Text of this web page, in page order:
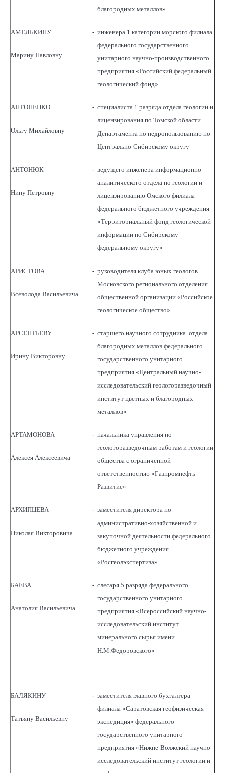
благородных металлов»
АМЕЛЬКИНУ
Марину Павловну
- инженера 1 категории морского филиала
федерального государственного
унитарного научно-производственного
предприятия «Российский федеральный
геологический фонд»
АНТОНЕНКО
Ольгу Михайловну
- специалиста 1 разряда отдела геологии и
лицензирования по Томской области
Департамента по недропользованию по
Центрально-Сибирскому округу
АНТОНЮК
Нину Петровну
- ведущего инженера информационно-
аналитического отдела по геологии и
лицензированию Омского филиала
федерального бюджетного учреждения
«Территориальный фонд геологической
информации по Сибирскому
федеральному округу»
АРИСТОВА
Всеволода Васильевича
- руководителя клуба юных геологов
Московского регионального отделения
общественной организации «Российское
геологическое общество»
АРСЕНТЬЕВУ
Ирину Викторовну
- старшего научного сотрудника отдела
благородных металлов федерального
государственного унитарного
предприятия «Центральный научно-
исследовательский геологоразведочный
институт цветных и благородных
металлов»
АРТАМОНОВА
Алексея Алексеевича
- начальника управления по
геологоразведочным работам и геологии
общества с ограниченной
ответственностью «Газпромнефть-
Развитие»
АРХИПЦЕВА
Николая Викторовича
- заместителя директора по
административно-хозяйственной и
закупочной деятельности федерального
бюджетного учреждения
«Росгеолэкспертиза»
БАЕВА
Анатолия Васильевича
- слесаря 5 разряда федерального
государственного унитарного
предприятия «Всероссийский научно-
исследовательский институт
минерального сырья имени
Н.М.Федоровского»
БАЛЯКИНУ
Татьяну Васильевну
- заместителя главного бухгалтера
филиала «Саратовская геофизическая
экспедиция» федерального
государственного унитарного
предприятия «Нижне-Волжский научно-
исследовательский институт геологии и